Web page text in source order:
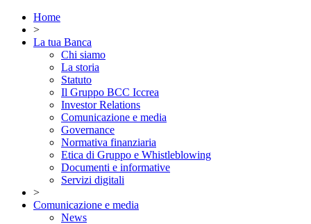
Home
>
La tua Banca
Chi siamo
La storia
Statuto
Il Gruppo BCC Iccrea
Investor Relations
Comunicazione e media
Governance
Normativa finanziaria
Etica di Gruppo e Whistleblowing
Documenti e informative
Servizi digitali
>
Comunicazione e media
News